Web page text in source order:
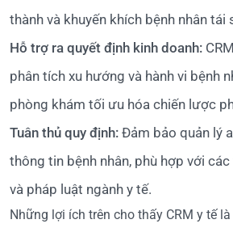
thành và khuyến khích bệnh nhân tái
Hỗ trợ ra quyết định kinh doanh:
phân tích xu hướng và hành vi bệnh
phòng khám tối ưu hóa chiến lược
Tuân thủ quy định: Đảm bảo quản lý
thông tin bệnh nhân, phù hợp với
và pháp luật ngành y tế.
Những lợi ích trên cho thấy CRM y tế